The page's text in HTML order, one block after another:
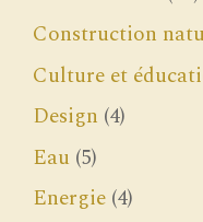
Construction
Culture et
Design (4)
Eau (5)
Energie (4)